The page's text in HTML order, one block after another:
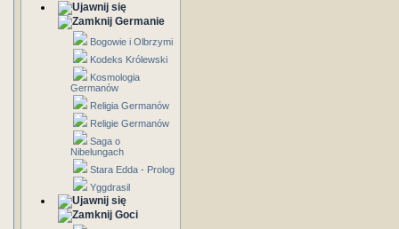
Germanie
Bogowie i Olbrzymi
Kodeks Królewski
Kosmologia
Germanów
Religia Germanów
Religie Germanów
Saga o
Nibelungach
Stara Edda - Prolog
Yggdrasil
Goci